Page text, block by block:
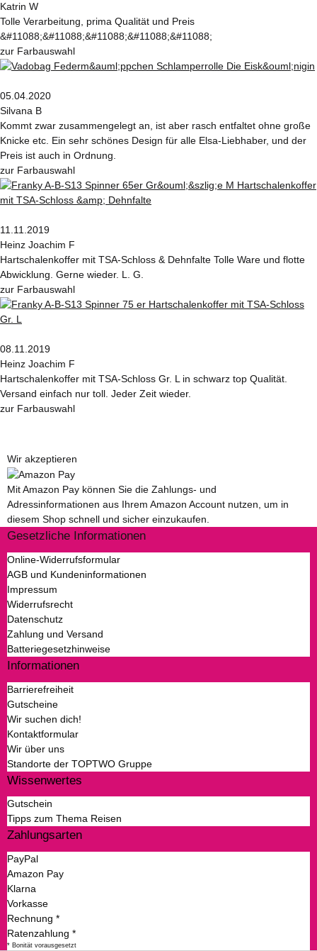
Katrin W
Tolle Verarbeitung, prima Qualität und Preis
&#11088;&#11088;&#11088;&#11088;&#11088;
zur Farbauswahl
05.04.2020
Silvana B
Kommt zwar zusammengelegt an, ist aber rasch entfaltet ohne große
Knicke etc. Ein sehr schönes Design für alle Elsa-Liebhaber, und der
Preis ist auch in Ordnung.
zur Farbauswahl
11.11.2019
Heinz Joachim F
Hartschalenkoffer mit TSA-Schloss & Dehnfalte Tolle Ware und flotte
Abwicklung. Gerne wieder. L. G.
zur Farbauswahl
08.11.2019
Heinz Joachim F
Hartschalenkoffer mit TSA-Schloss Gr. L in schwarz top Qualität.
Versand einfach nur toll. Jeder Zeit wieder.
zur Farbauswahl
Wir akzeptieren
Mit Amazon Pay können Sie die Zahlungs- und
Adressinformationen aus Ihrem Amazon Account nutzen, um in
diesem Shop schnell und sicher einzukaufen.
Gesetzliche Informationen
Online-Widerrufsformular
AGB und Kundeninformationen
Impressum
Widerrufsrecht
Datenschutz
Zahlung und Versand
Batteriegesetzhinweise
Informationen
Barrierefreiheit
Gutscheine
Wir suchen dich!
Kontaktformular
Wir über uns
Standorte der TOPTWO Gruppe
Wissenwertes
Gutschein
Tipps zum Thema Reisen
Zahlungsarten
PayPal
Amazon Pay
Klarna
Vorkasse
Rechnung *
Ratenzahlung *
* Bonität vorausgesetzt